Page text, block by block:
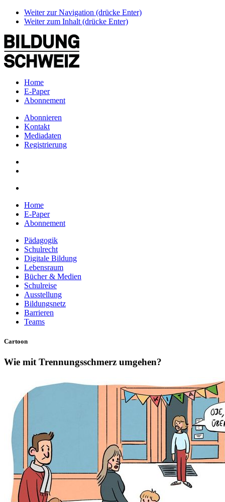
Weiter zur Navigation (drücke Enter)
Weiter zum Inhalt (drücke Enter)
Home
E-Paper
Abonnement
Abonnieren
Kontakt
Mediadaten
Registrierung
Home
E-Paper
Abonnement
Pädagogik
Schulrecht
Digitale Bildung
Lebensraum
Bücher & Medien
Schulreise
Ausstellung
Bildungsnetz
Barrieren
Teams
Cartoon
Wie mit Trennungsschmerz umgehen?